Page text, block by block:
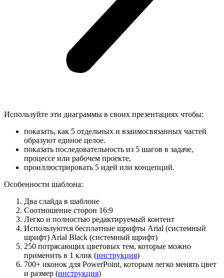
Используйте эти диаграммы в своих презентациях чтобы:
показать, как 5 отдельных и взаимосвязанных частей
образуют единое целое.
показать последовательность из 5 шагов в задаче,
процессе или рабочем проекте,
проиллюстрировать 5 идей или концепций.
Особенности шаблона:
Два слайда в шаблоне
Соотношение сторон 16:9
Легко и полностью редактируемый контент
Используются бесплатные шрифты Arial (системный
шрифт) Arial Black (системный шрифт)
250 потрясающих цветовых тем, которые можно
применить в 1 клик (инструкция)
700+ иконок для PowerPoint, которым легко менять цвет
и размер (инструкция)